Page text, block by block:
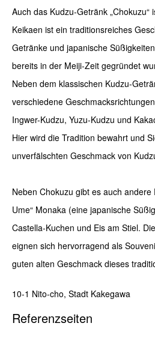
Auch das Kudzu-Getränk „Chokuzu“
Keikaen ist ein traditionsreiches
Getränke und japanische
bereits in der Meiji-Zeit gegründet
Neben dem klassischen Kudzu-
verschiedene
Ingwer-Kudzu, Yuzu-Kudzu und
Hier wird die Tradition bewahrt und
unverfälschten Geschmack von
Neben Chokuzu gibt es auch andere
Ume“ Monaka (eine japanische
Castella-Kuchen und Eis am Stiel.
eignen sich hervorragend als
guten alten Geschmack dieses
10-1 Nito-cho, Stadt Kakegawa
Referenzseiten